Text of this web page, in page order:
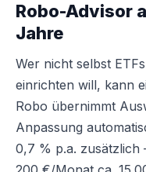
Robo-Advisor
Jahre
Wer nicht selbst
einrichten will, kann
Robo übernimmt
Anpassung
0,7 % p.a.